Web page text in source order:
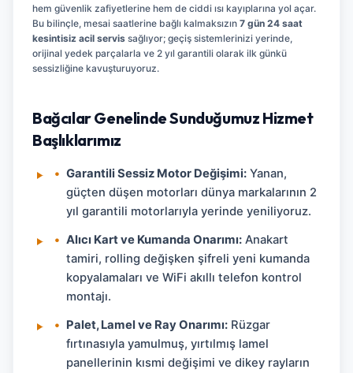
hem güvenlik zafiyetlerine hem de ciddi ısı kayıplarına yol açar.
Bu bilinçle, mesai saatlerine bağlı kalmaksızın 7 gün 24 saat
kesintisiz acil servis sağlıyor; geçiş sistemlerinizi yerinde,
orijinal yedek parçalarla ve 2 yıl garantili olarak ilk günkü
sessizliğine kavuşturuyoruz.
Bağcılar Genelinde Sunduğumuz Hizmet
Başlıklarımız
• Garantili Sessiz Motor Değişimi: Yanan,
güçten düşen motorları dünya markalarının 2
yıl garantili motorlarıyla yerinde yeniliyoruz.
• Alıcı Kart ve Kumanda Onarımı: Anakart
tamiri, rolling değişken şifreli yeni kumanda
kopyalamaları ve WiFi akıllı telefon kontrol
montajı.
• Palet, Lamel ve Ray Onarımı: Rüzgar
fırtınasıyla yamulmuş, yırtılmış lamel
panellerinin kısmi değişimi ve dikey rayların